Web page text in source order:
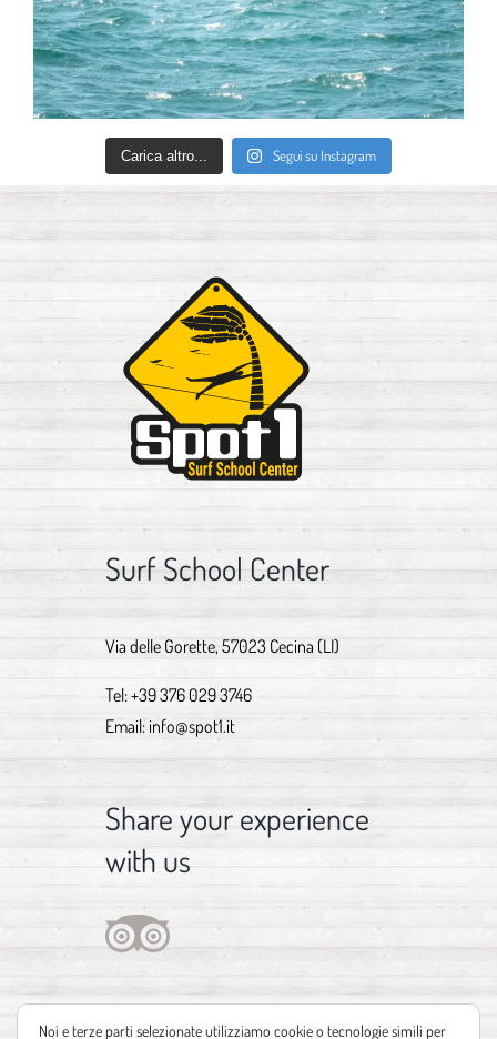
Carica altro... Segui su Instagram
Surf School Center
Via delle Gorette, 57023 Cecina (LI)
Tel:+39 376 029 3746
Email: info@spot1.it
Share your experience
with us
Noi e terze parti selezionate utilizziamo cookie o tecnologie simili per